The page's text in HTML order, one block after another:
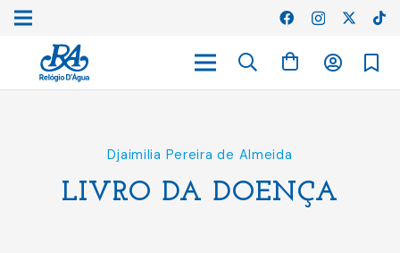
Djaimilia Pereira de Almeida
LIVRO DA DOENÇA